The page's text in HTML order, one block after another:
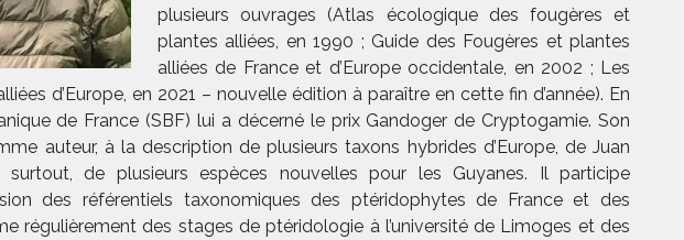
plusieurs ouvrages (Atlas écologique des fougères et
plantes alliées, en 1990 ; Guide des Fougères et plantes
alliées de France et d’Europe occidentale, en 2002 ; Les
d’Europe, en 2021 – nouvelle édition à paraître en cette fin d’année). En
de France (SBF) lui a décerné le prix Gandoger de Cryptogamie. Son
auteur, à la description de plusieurs taxons hybrides d’Europe, de Juan
surtout, de plusieurs espèces nouvelles pour les Guyanes. Il participe
des référentiels taxonomiques des ptéridophytes de France et des
régulièrement des stages de ptéridologie à l’université de Limoges et des